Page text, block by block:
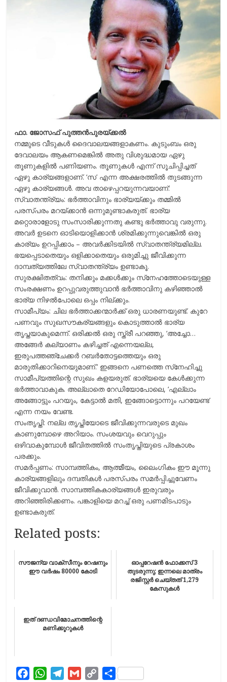
ഫാ. ജോസഫ് പുത്തന്‍പുരയ്ക്കല്‍
നമ്മുടെ വീടുകള്‍ ദൈവാലയങ്ങളാകണം. കുടുംബം ഒരു
ദേവാലയം ആകണമെങ്കില്‍ അതു വിശുദ്ധമായ ഏഴു
തൂണുകളില്‍ പണിയണം. തൂണുകള്‍ എന്ന് സൂചിപ്പിച്ചത്
ഏഴു കാര്യങ്ങളാണ്. ‘സ’ എന്ന അക്ഷരത്തില്‍ തുടങ്ങുന്ന
ഏഴു കാര്യങ്ങള്‍. അവ താഴെപ്പറയുന്നവയാണ്:
സ്വാതന്ത്ര്യം: ഭര്‍ത്താവിനും ഭാര്യയ്ക്കും തമ്മില്‍
പരസ്പരം മറയ്ക്കാന്‍ ഒന്നുമുണ്ടാകരുത്. ഭാര്യ
മറ്റൊരാളോടു സംസാരിക്കുന്നതു കണ്ടു ഭര്‍ത്താവു വരുന്നു.
അവര്‍ ഉടനെ ഓടിയൊളിക്കാന്‍ ശ്രമിക്കുന്നുവെങ്കില്‍ ഒരു
കാര്യം ഉറപ്പിക്കാം – അവര്‍ക്കിടയില്‍ സ്വാതന്ത്ര്യമില്ല.
ഭയപ്പെടാതെയും ഒളിക്കാതെയും ഒരുമിച്ചു ജീവിക്കുന്ന
ദാമ്പത്യത്തിലേ സ്വാതന്ത്ര്യം ഉണ്ടാകൂ.
സുരക്ഷിതത്വം: തനിക്കും മക്കള്‍ക്കും സ്‌നേഹത്തോടെയുള്ള
സംരക്ഷണം ഉറപ്പുവരുത്തുവാന്‍ ഭര്‍ത്താവിനു കഴിഞ്ഞാല്‍
ഭാര്യ നിഴല്‍പോലെ ഒപ്പം നില്ക്കും.
സാമീപ്യം: ചില ഭര്‍ത്താക്കന്മാര്‍ക്ക് ഒരു ധാരണയുണ്ട്. കുറേ
പണവും സുഖസൗകര്യങ്ങളും കൊടുത്താല്‍ ഭാര്യ
തൃപ്തയാകുമെന്ന്. ഒരിക്കല്‍ ഒരു സ്ത്രീ പറഞ്ഞു, ‘അച്ചോ…
അങ്ങേര്‍ കല്യാണം കഴിച്ചത് എന്നെയല്ല,
ഇരുപത്തഞ്ചേക്കര്‍ റബര്‍തോട്ടത്തെയും ഒരു
മാരുതിക്കാറിനെയുമാണ്.’ ഇങ്ങനെ പണത്തെ സ്‌നേഹിച്ചു
സാമീപ്യത്തിന്റെ സുഖം കളയരുത്. ഭാര്യയെ കേള്‍ക്കുന്ന
ഭര്‍ത്താവാകുക. അല്ലാതെ റേഡിയോപോലെ, ‘എല്ലാം
അങ്ങോട്ടും പറയും, കേട്ടാല്‍ മതി, ഇങ്ങോട്ടൊന്നും പറയേണ്ട’
എന്ന നയം വേണ്ട.
സംതൃപ്തി: നല്ല തൃപ്തിയോടെ ജീവിക്കുന്നവരുടെ മുഖം
കാണുമ്പോഴെ അറിയാം. സംശയവും വെറുപ്പും
ഒഴിവാകുമ്പോള്‍ ജീവിതത്തില്‍ സംതൃപ്തിയുടെ പ്രകാശം
പരക്കും.
സമര്‍പ്പണം: സാമ്പത്തികം, ആത്മീയം, ലൈംഗികം ഈ മൂന്നു
കാര്യങ്ങളിലും ദമ്പതികള്‍ പരസ്പരം സമര്‍പ്പിച്ചുവേണം
ജീവിക്കുവാന്‍. സാമ്പത്തികകാര്യങ്ങള്‍ ഇരുവരും
അറിഞ്ഞിരിക്കണം. പങ്കാളിയെ മറച്ച് ഒരു പണമിടപാടും
ഉണ്ടാകരുത്.
Related posts:
സൗജന്യ വാക്സീനും റേഷനും
ഈ വര്‍ഷം 80000 കോടി
ഓപ്പറേഷന്‍ ഫോക്കസ് 3
തുടരുന്നു; ഇന്നലെ മാത്രം
രജിസ്റ്റര്‍ ചെയ്തത് 1,279
കേസുകള്‍
ഇത് ദണ്ഡവിമോചനത്തിന്റെ
മണിക്കൂറുകള്‍
W
S
m
ie